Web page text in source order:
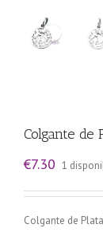
Colgante de
€7.30 1
Colgante de